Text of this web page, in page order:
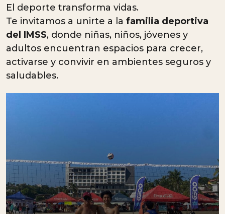
El deporte transforma vidas.
Te invitamos a unirte a la familia deportiva
del IMSS, donde niñas, niños, jóvenes y
adultos encuentran espacios para crecer,
activarse y convivir en ambientes seguros y
saludables.